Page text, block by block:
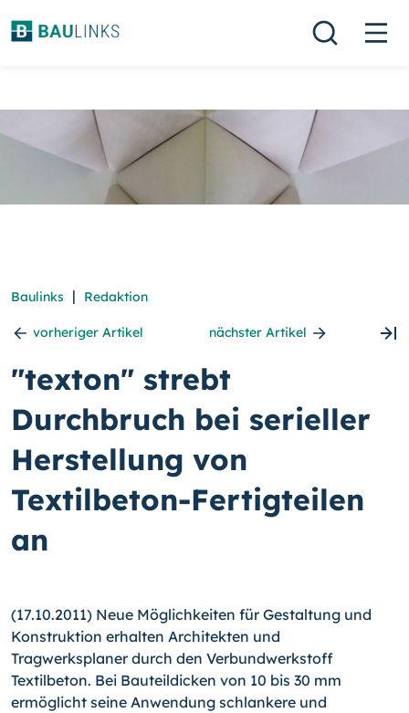
Baulinks | Redaktion
vorheriger Artikel nächster Artikel
"texton" strebt
Durchbruch bei serieller
Herstellung von
Textilbeton-Fertigteilen
an
(17.10.2011) Neue Möglichkeiten für Gestaltung und
Konstruktion erhalten Architekten und
Tragwerksplaner durch den Verbundwerkstoff
Textilbeton. Bei Bauteildicken von 10 bis 30 mm
ermöglicht seine Anwendung schlankere und